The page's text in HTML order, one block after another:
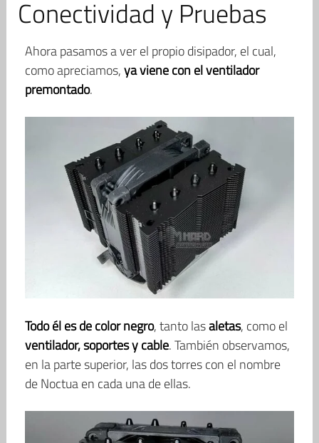
Conectividad y Pruebas
Ahora pasamos a ver el propio disipador, el cual,
como apreciamos,ya viene con el ventilador
premontado.
Todo él es de color negro, tanto lasaletas, como el
ventilador, soportes y cable. También observamos,
en la parte superior, las dos torres con el nombre
de Noctua en cada una de ellas.